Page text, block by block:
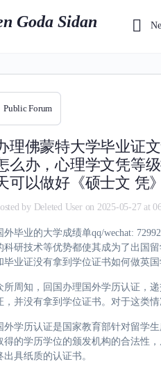
Public Forum
理佛蒙特大学毕业证
么办，心理学文凭等
可以做好《硕士文 凭
by Deleted User on 2025-05-27 at
外毕业的大学成绩单qq/wechat:
科研技术等优势都使其成为了出国
毕业证没有拿到学位证书如何做英国
所周知，回国办理国外学历认证，
，并没有拿到学位证书。对于这类
外学历认证是国家教育部针对留学
得的学历学位的颁发机构的合法性
出具纸质的认证书。